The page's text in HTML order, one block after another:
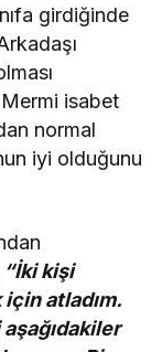
girdiğinde
isabet
normal
iyi olduğunu
“İki kişi
atladım.